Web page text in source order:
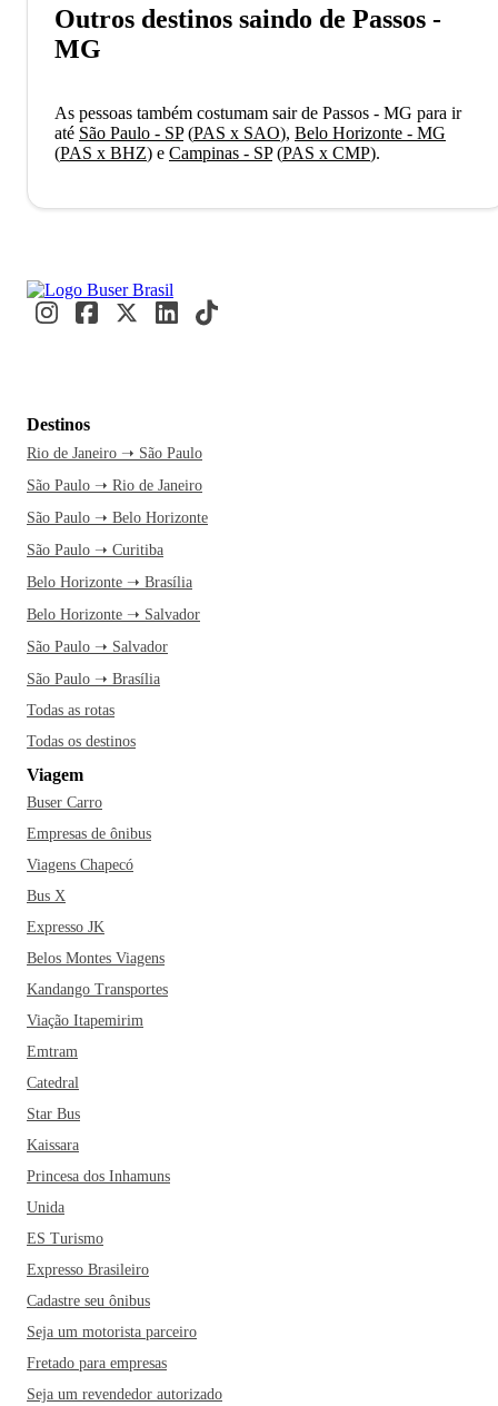
Outros destinos saindo de Passos -
MG
As pessoas também costumam sair de Passos - MG para ir
até São Paulo - SP(PAS x SAO), Belo Horizonte - MG
(PAS x BHZ) e Campinas - SP(PAS x CMP).
Destinos
Rio de Janeiro ➝ São Paulo
São Paulo ➝ Rio de Janeiro
São Paulo ➝ Belo Horizonte
São Paulo ➝ Curitiba
Belo Horizonte ➝ Brasília
Belo Horizonte ➝ Salvador
São Paulo ➝ Salvador
São Paulo ➝ Brasília
Todas as rotas
Todas os destinos
Viagem
Buser Carro
Empresas de ônibus
Viagens Chapecó
Bus X
Expresso JK
Belos Montes Viagens
Kandango Transportes
Viação Itapemirim
Emtram
Catedral
Star Bus
Kaissara
Princesa dos Inhamuns
Unida
ES Turismo
Expresso Brasileiro
Cadastre seu ônibus
Seja um motorista parceiro
Fretado para empresas
Seja um revendedor autorizado